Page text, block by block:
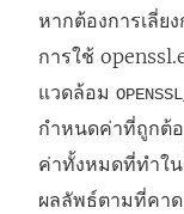
)
หากต้องการเลี่ย
การใช้
แวดล้อม
กำหนดค่าที่ถูกต้
ค่าทั้งหมดที่ทำใ
ผลลัพธ์ตามที่คา